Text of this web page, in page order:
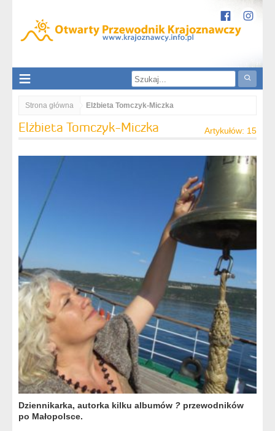
Strona główna Elżbieta Tomczyk-Miczka
Elżbieta Tomczyk-Miczka Artykułów: 15
Dziennikarka, autorka kilku albumów ? przewodników
po Małopolsce.